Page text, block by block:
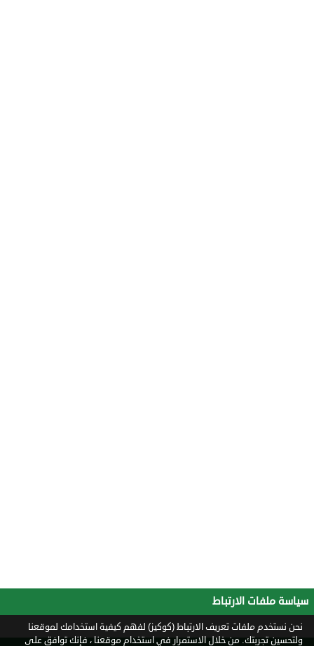
سياسة ملفات الارتباط
نحن نستخدم ملفات تعريف الارتباط (كوكيز) لفهم كيفية استخدامك لموقعنا
ولتحسين تجربتك. من خلال الاستمرار في استخدام موقعنا ، فإنك توافق على